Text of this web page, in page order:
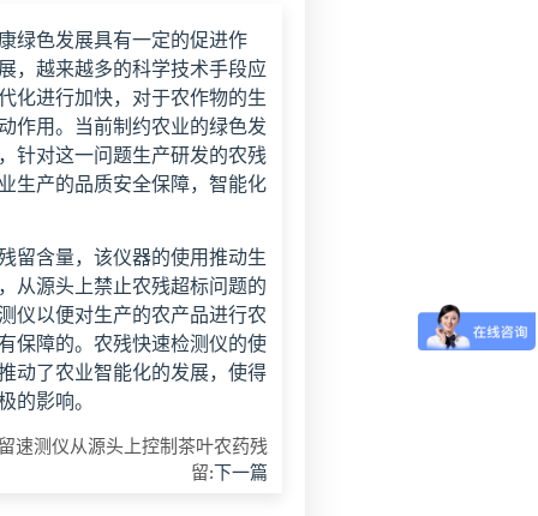
绿色发展具有一定的促进作
，越来越多的科学技术手段应
化进行加快，对于农作物的生
作用。当前制约农业的绿色发
针对这一问题生产研发的农残
生产的品质安全保障，智能化
留含量，该仪器的使用推动生
从源头上禁止农残超标问题的
仪以便对生产的农产品进行农
保障的。农残快速检测仪的使
动了农业智能化的发展，使得
的影响。
速测仪从源头上控制茶叶农药残
留:下一篇